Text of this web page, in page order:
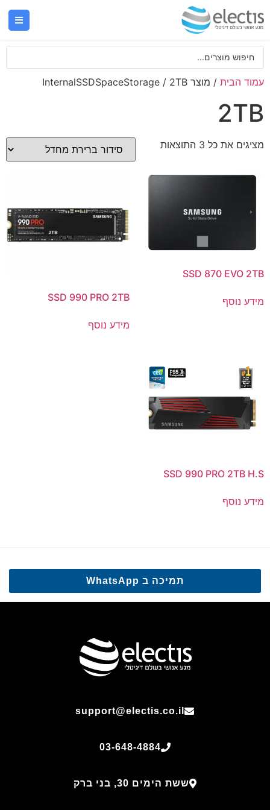
עמוד הבית / מוצר InternalSSDSpaceStorage / 2TB
2TB
מציגים את כל ⁦3⁩ התוצאות
SSD 870 EVO 2TB
מידע נוסף SSD 990 PRO 2TB
מידע נוסף
SSD 990 PRO 2TB H.S
מידע נוסף
תמיכה ב WhatsApp
support@electis.co.il
03-648-4884
ששת הימים 30, בני ברק